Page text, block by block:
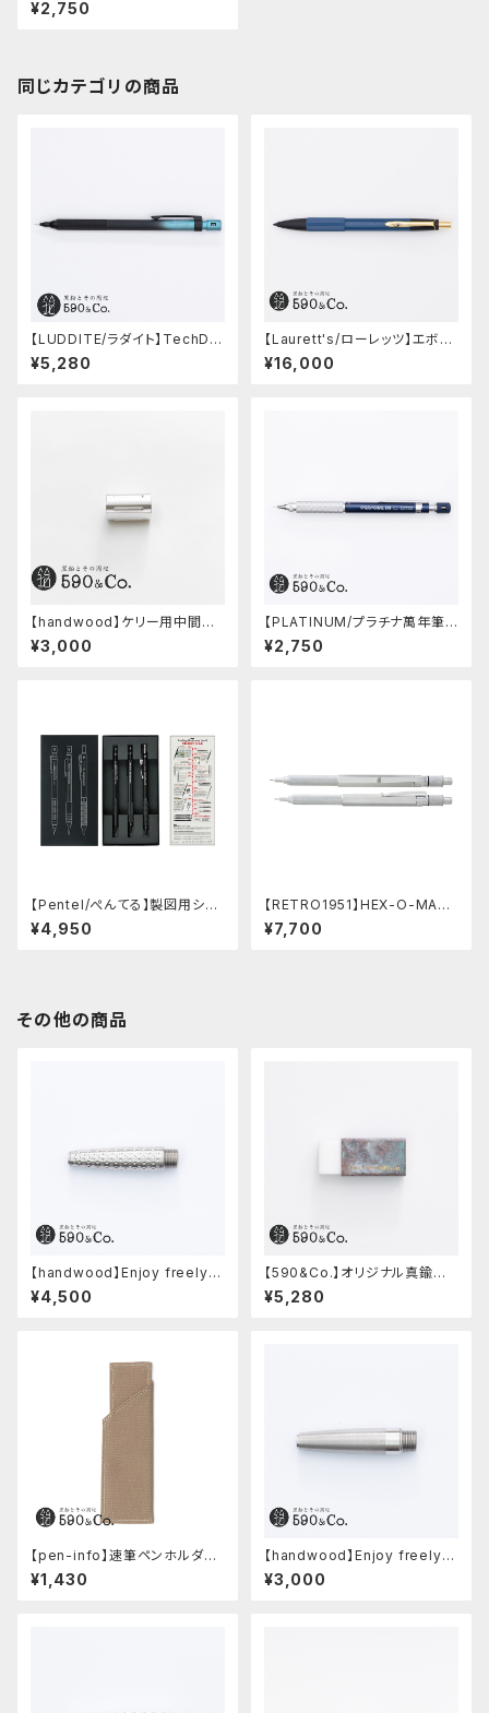
¥2,750
同じカテゴリの商品
【LUDDITE/ラダイト】TechDra
w2 グラデーションモデル (LDB
-MP2GB1-05)
¥5,280
【Laurett's/ローレッツ】エボナ
イトシャープペンシル (藍)
¥16,000
【handwood】ケリー用中間パ
ーツ/カスタムグリップ (縦溝/超
超ジュラルミン)
¥3,000
【PLATINUM/プラチナ萬年筆】
PRO-USE 241 シャープペンシ
ル (ブルー/0.5mm)
¥2,750
【Pentel/ぺんてる】製図用シャ
ープペンシル 60周年限定3本
セット
¥4,950
【RETRO1951】HEX-O-MATI
Cヘクソマティックシャープペン
シル (シルバー)
¥7,700
その他の商品
【handwood】Enjoy freely
前軸・ディンプル(ステンレス)
¥4,500
【590&Co.】オリジナル真鍮消
しゴムカバー (焼き青銅)
¥5,280
【pen-info】速筆ペンホルダー
590&Co.別注色 (ベージュ)
¥1,430
【handwood】Enjoy freely
前軸・滑り止め(ステンレス)
¥3,000